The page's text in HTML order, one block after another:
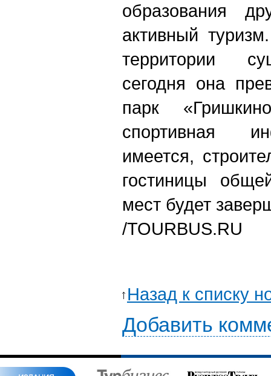
образования
активный
территории
сегодня она
парк
спортивная
имеется,
гостиницы
мест будет
/TOURBUS.RU
Назад к списку
Добавить